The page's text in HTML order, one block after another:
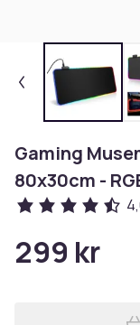
Gaming
80x30cm -
299 kr